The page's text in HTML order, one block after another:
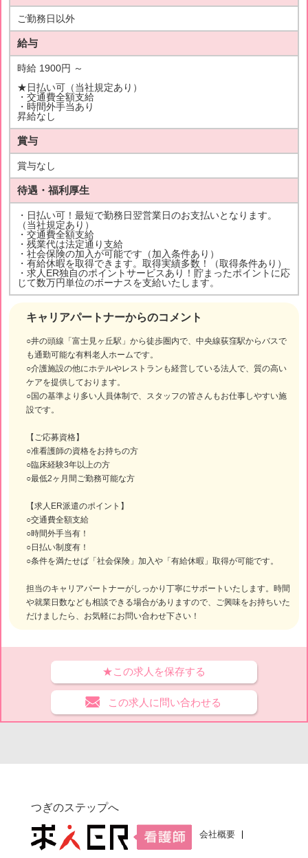
キャリアパートナーからのコメント
○井の頭線「富士見ヶ丘駅」から徒歩圏内で、中央線荻窪駅からバスで
も通勤可能な有料老人ホームです。
○介護施設の他にホテルやレストランも経営している法人で、質の高い
ケアを提供しております。
○国の基準より多い人員体制で、スタッフの皆さんもお仕事しやすい施
設です。
【ご応募資格】
○准看護師の資格をお持ちの方
○臨床経験3年以上の方
○最低2ヶ月間ご勤務可能な方
【求人ER派遣のポイント】
○交通費全額支給
○時間外手当有！
○日払い制度有！
○条件を満たせば「社会保険」加入や「有給休暇」取得が可能です。
担当のキャリアパートナーがしっかり丁寧にサポートいたします。時間
や就業日数なども相談できる場合がありますので、ご興味をお持ちいた
だけましたら、お気軽にお問い合わせ下さい！
ご勤務日以外
給与
時給 1900円 ～
★日払い可（当社規定あり）
・交通費全額支給
・時間外手当あり
昇給なし
賞与
賞与なし
待遇・福利厚生
・日払い可！最短で勤務日翌営業日のお支払いとなります。
（当社規定あり）
・交通費全額支給
・残業代は法定通り支給
・社会保険の加入が可能です（加入条件あり）
・有給休暇を取得できます。取得実績多数！（取得条件あり）
・求人ER独自のポイントサービスあり！貯まったポイントに応
じて数万円単位のボーナスを支給いたします。
★この求人を保存する
この求人に問い合わせる
つぎのステップへ
会社概要